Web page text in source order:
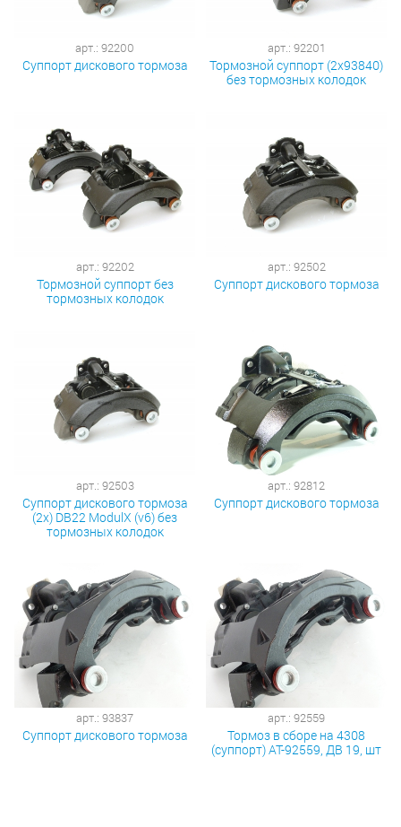
арт.: 92200
Суппорт дискового тормоза
арт.: 92201
Тормозной суппорт (2x93840)
без тормозных колодок
арт.: 92202
Тормозной суппорт без
тормозных колодок
арт.: 92502
Суппорт дискового тормоза
арт.: 92503
Суппорт дискового тормоза
(2x) DB22 ModulX (v6) без
тормозных колодок
арт.: 92812
Суппорт дискового тормоза
арт.: 93837
Суппорт дискового тормоза
арт.: 92559
Тормоз в сборе на 4308
(суппорт) АТ-92559, ДВ 19, шт